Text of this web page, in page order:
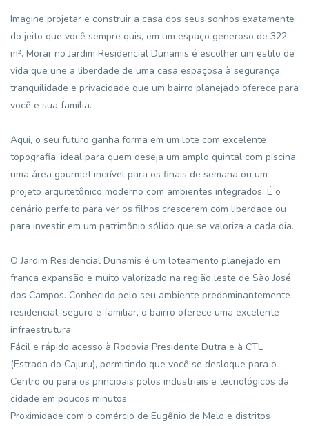
Imagine projetar e construir a casa dos seus sonhos exatamente
do jeito que você sempre quis, em um espaço generoso de 322
m². Morar no Jardim Residencial Dunamis é escolher um estilo de
vida que une a liberdade de uma casa espaçosa à segurança,
tranquilidade e privacidade que um bairro planejado oferece para
você e sua família.
Aqui, o seu futuro ganha forma em um lote com excelente
topografia, ideal para quem deseja um amplo quintal com piscina,
uma área gourmet incrível para os finais de semana ou um
projeto arquitetônico moderno com ambientes integrados. É o
cenário perfeito para ver os filhos crescerem com liberdade ou
para investir em um patrimônio sólido que se valoriza a cada dia.
O Jardim Residencial Dunamis é um loteamento planejado em
franca expansão e muito valorizado na região leste de São José
dos Campos. Conhecido pelo seu ambiente predominantemente
residencial, seguro e familiar, o bairro oferece uma excelente
infraestrutura:
Fácil e rápido acesso à Rodovia Presidente Dutra e à CTL
(Estrada do Cajuru), permitindo que você se desloque para o
Centro ou para os principais polos industriais e tecnológicos da
cidade em poucos minutos.
Proximidade com o comércio de Eugênio de Melo e distritos